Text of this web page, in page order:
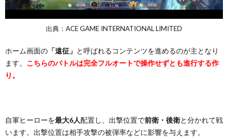
出典：ACE GAME INTERNATIONAL LIMITED
ホーム画面の 「遠征」 と呼ばれるコンテンツを進めるのが主となり
ます。 こちらのバトルは完全フルオートで操作せずとも進行する作
り。
自軍ヒーローを最大6人配置し、出撃位置で前衛・後衛と分かれて戦
います。出撃位置は相手攻撃の被弾率などに影響を与えます。